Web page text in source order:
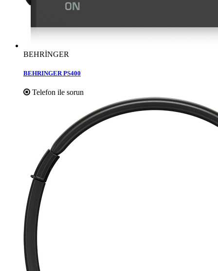
BEHRİNGER
BEHRINGER PS400
Telefon ile sorun